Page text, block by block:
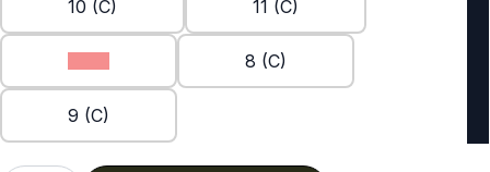
10 (C) 11 (C)
8 (C)
9 (C)